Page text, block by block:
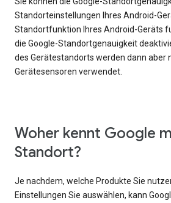
Standorteinstellungen Ihres Android-
Standortfunktion Ihres Android-Geräts
die Google-Standortgenauigkeit
des Gerätestandorts werden dann aber
Gerätesensoren verwendet.
Woher kennt Google
Standort?
Je nachdem, welche Produkte Sie
Einstellungen Sie auswählen, kann